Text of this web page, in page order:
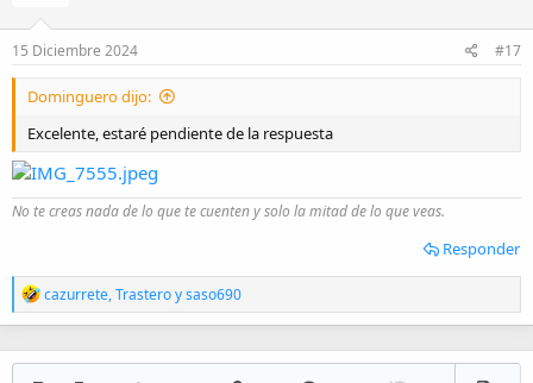
n
e
s
15 Diciembre 2024 #17
Dominguero dijo:
Excelente, estaré pendiente de la respuesta
No te creas nada de lo que te cuenten y solo la mitad de lo que veas.
Responder
R
e
a
c
c
cazurrete,Trasteroysaso690